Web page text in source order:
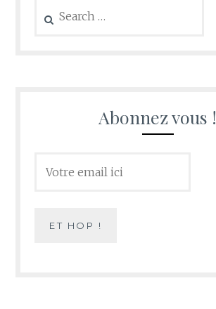
for:
Abonnez vous !